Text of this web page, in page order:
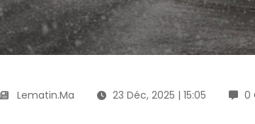
Lematin.ma 23 Déc, 2025 | 15:05 0